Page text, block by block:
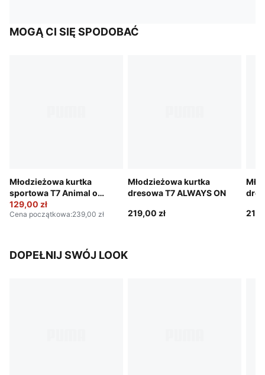
MOGĄ CI SIĘ SPODOBAĆ
Młodzieżowa kurtka
sportowa T7 Animal o
luźnym kroju
129,00 zł
Cena początkowa:239,00 zł
Młodzieżowa kurtka
dresowa T7 ALWAYS ON
219,00 zł
DOPEŁNIJ SWÓJ LOOK